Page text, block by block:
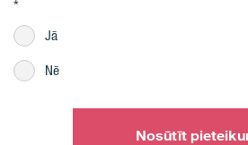
Jā
Nē
Nosūtīt